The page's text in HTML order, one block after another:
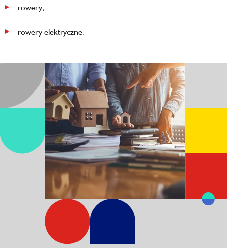
rowery;
rowery elektryczne.